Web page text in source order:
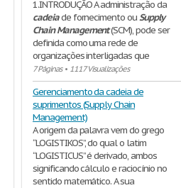
1.INTRODUÇÃO A administração da
cadeiade fornecimento ouSupply
Chain Management(SCM), pode ser
definida como uma rede de
organizações interligadas que
7 Páginas• 1117 Visualizações
Gerenciamento da cadeia de
suprimentos (Supply Chain
Management)
A origem da palavra vem do grego
“LOGISTIKOS”, do qual o latim
“LOGISTICUS” é derivado, ambos
significando cálculo e raciocínio no
sentido matemático. A sua